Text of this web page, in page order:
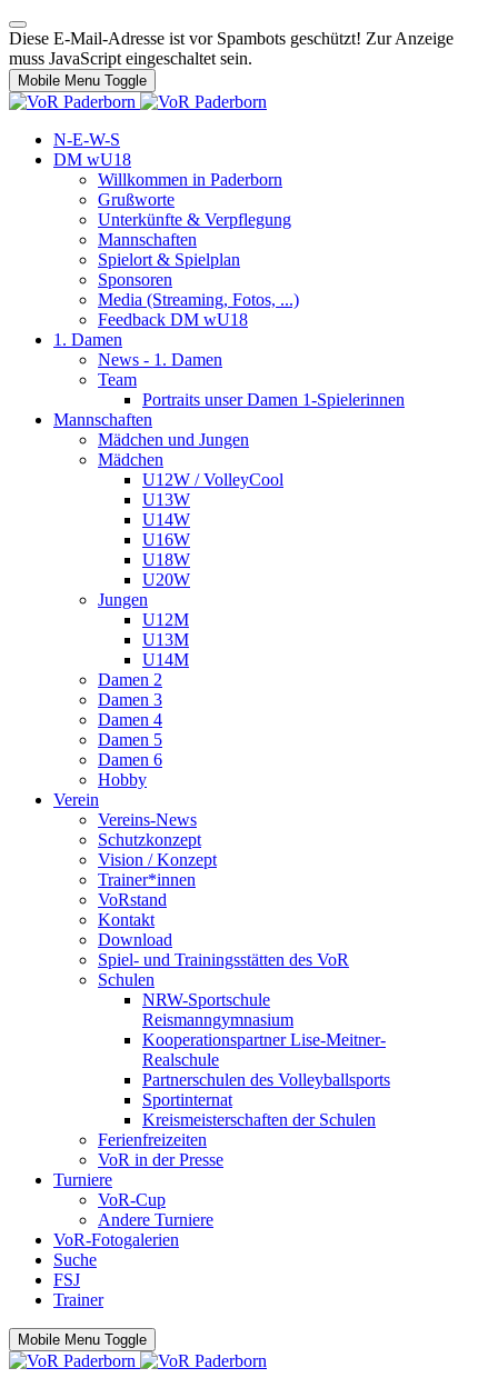
Diese E-Mail-Adresse ist vor Spambots geschützt! Zur Anzeige
muss JavaScript eingeschaltet sein.
Mobile Menu Toggle
N-E-W-S
DM wU18
Willkommen in Paderborn
Grußworte
Unterkünfte & Verpflegung
Mannschaften
Spielort & Spielplan
Sponsoren
Media (Streaming, Fotos, ...)
Feedback DM wU18
1. Damen
News - 1. Damen
Team
Portraits unser Damen 1-Spielerinnen
Mannschaften
Mädchen und Jungen
Mädchen
U12W / VolleyCool
U13W
U14W
U16W
U18W
U20W
Jungen
U12M
U13M
U14M
Damen 2
Damen 3
Damen 4
Damen 5
Damen 6
Hobby
Verein
Vereins-News
Schutzkonzept
Vision / Konzept
Trainer*innen
VoRstand
Kontakt
Download
Spiel- und Trainingsstätten des VoR
Schulen
NRW-Sportschule
Reismanngymnasium
Kooperationspartner Lise-Meitner-
Realschule
Partnerschulen des Volleyballsports
Sportinternat
Kreismeisterschaften der Schulen
Ferienfreizeiten
VoR in der Presse
Turniere
VoR-Cup
Andere Turniere
VoR-Fotogalerien
Suche
FSJ
Trainer
Mobile Menu Toggle